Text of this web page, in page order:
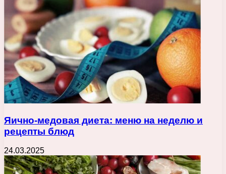
Яично-медовая диета: меню на неделю и
рецепты блюд
24.03.2025